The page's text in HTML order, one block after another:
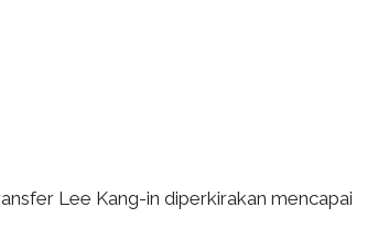
Lee Kang-in diperkirakan mencapai